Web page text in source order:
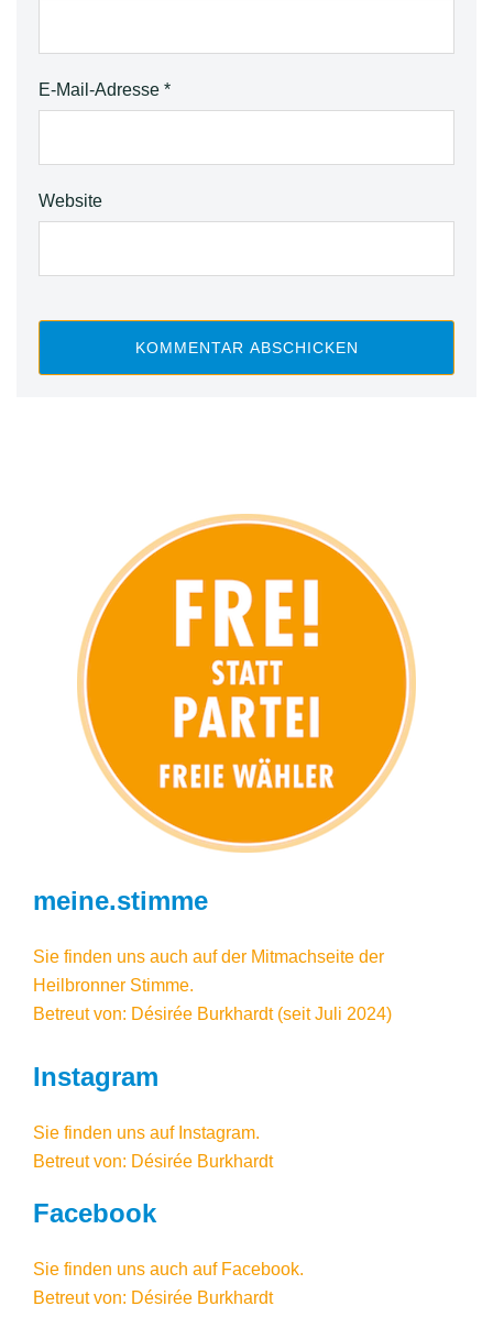
E-Mail-Adresse *
Website
meine.stimme
Sie finden uns auch auf der Mitmachseite der
Heilbronner Stimme.
Betreut von: Désirée Burkhardt (seit Juli 2024)
Instagram
Sie finden uns auf Instagram.
Betreut von: Désirée Burkhardt
Facebook
Sie finden uns auch auf Facebook.
Betreut von: Désirée Burkhardt